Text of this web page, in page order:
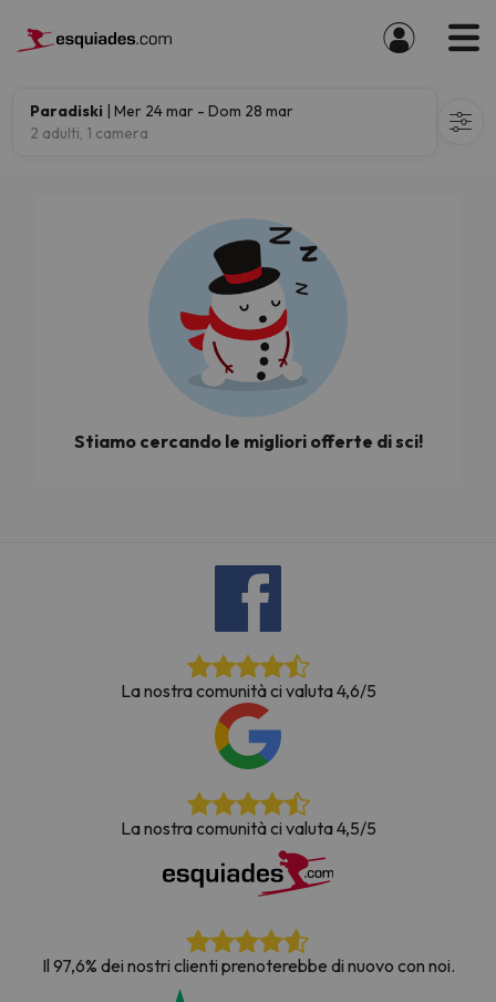
Paradiski | Mer 24 mar - Dom 28 mar
2 adulti, 1 camera
Stiamo cercando le migliori offerte di sci!
La nostra comunità ci valuta 4,6/5
La nostra comunità ci valuta 4,5/5
Il 97,6% dei nostri clienti prenoterebbe di nuovo con noi.